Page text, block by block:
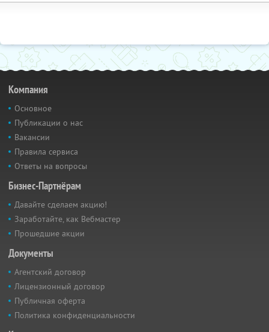
Компания
Основное
Публикации о нас
Вакансии
Правила сервиса
Ответы на вопросы
Бизнес-Партнёрам
Давайте сделаем акцию!
Заработайте, как Вебмастер
Прошедшие акции
Документы
Агентский договор
Лицензионный договор
Публичная оферта
Политика конфиденциальности